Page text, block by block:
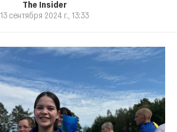
The Insider
13 сентября 2024 г., 13:33